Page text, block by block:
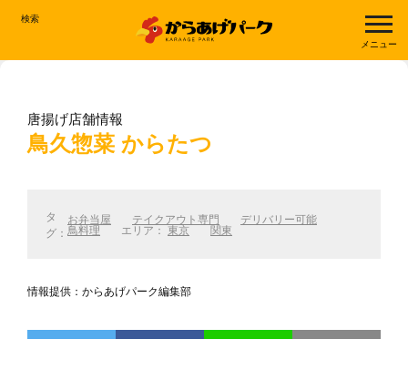
検索
メニュー
唐揚げ店舗情報
鳥久惣菜 からたつ
タ
グ：
お弁当屋 テイクアウト専門 デリバリー可能
鳥料理 エリア：東京 関東
情報提供：からあげパーク編集部